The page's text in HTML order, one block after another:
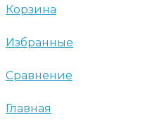
Корзина
Избранные
Сравнение
Главная